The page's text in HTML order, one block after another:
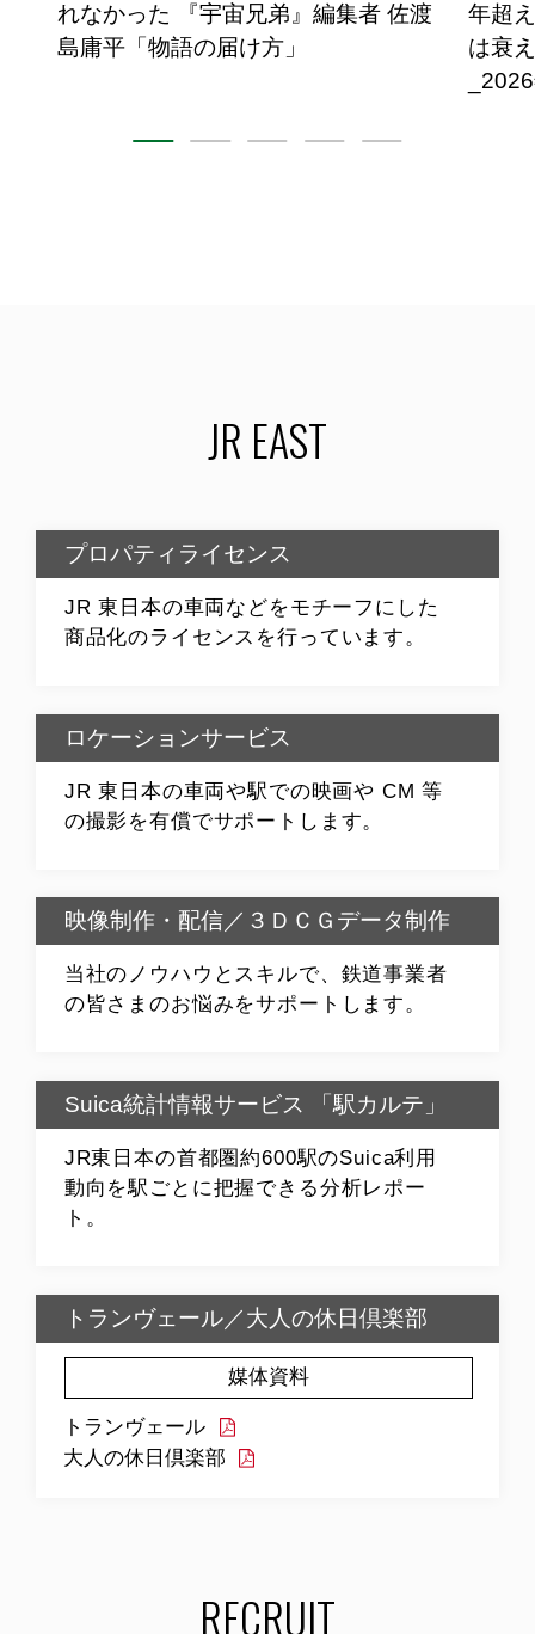
れなかった 『宇宙兄弟』編集者 佐渡
島庸平「物語の届け方」
年超
は衰
JR EAST
プロパティライセンス
JR 東日本の車両などをモチーフにした
商品化のライセンスを行っています。
ロケーションサービス
JR 東日本の車両や駅での映画や CM 等
の撮影を有償でサポートします。
映像制作・配信／３ＤＣＧデータ制作
当社のノウハウとスキルで、鉄道事業者
の皆さまのお悩みをサポートします。
Suica統計情報サービス 「駅カルテ」
JR東日本の首都圏約600駅のSuica利用
動向を駅ごとに把握できる分析レポー
ト。
トランヴェール／大人の休日倶楽部
媒体資料
トランヴェール
大人の休日倶楽部
RECRUIT